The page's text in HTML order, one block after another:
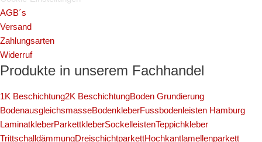
AGB´s
Versand
Zahlungsarten
Widerruf
Produkte in unserem Fachhandel
1K Beschichtung2K BeschichtungBoden Grundierung
BodenausgleichsmasseBodenkleberFussbodenleisten Hamburg
LaminatkleberParkettkleberSockelleistenTeppichkleber
TrittschalldämmungDreischichtparkettHochkantlamellenparkett